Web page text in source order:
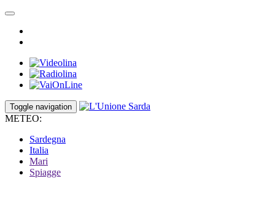
Toggle navigation
METEO:
Sardegna
Italia
Mari
Spiagge